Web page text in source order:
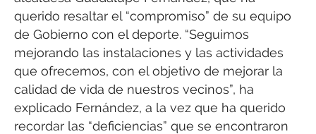
querido resaltar el “compromiso” de su equipo
de Gobierno con el deporte. “Seguimos
mejorando las instalaciones y las actividades
que ofrecemos, con el objetivo de mejorar la
calidad de vida de nuestros vecinos”, ha
explicado Fernández, a la vez que ha querido
recordar las “deficiencias” que se encontraron